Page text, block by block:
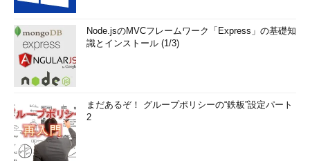
Node.jsのMVCフレームワーク「Express」の基礎知
識とインストール (1/3)
まだあるぞ！ グループポリシーの“鉄板”設定パート
2